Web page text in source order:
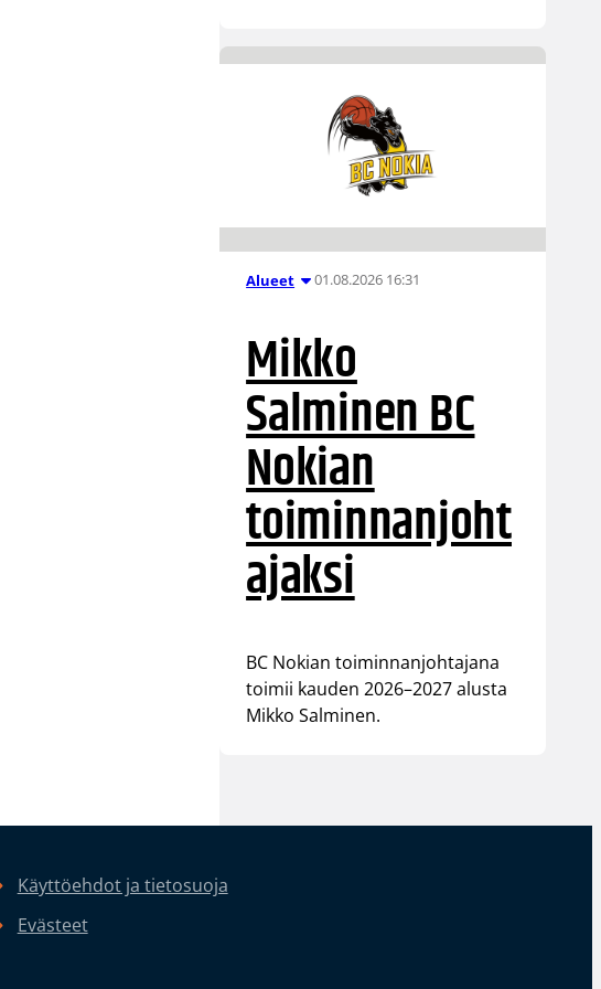
Alueet 01.08.2026 16:31
Mikko
Salminen BC
Nokian
toiminnanjoht
ajaksi
BC Nokian toiminnanjohtajana
toimii kauden 2026–2027 alusta
Mikko Salminen.
Käyttöehdot ja tietosuoja
Evästeet